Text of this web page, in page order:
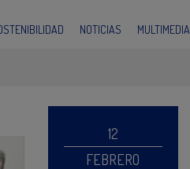
NOTICIAS MULTIMEDIA
12
FEBRERO